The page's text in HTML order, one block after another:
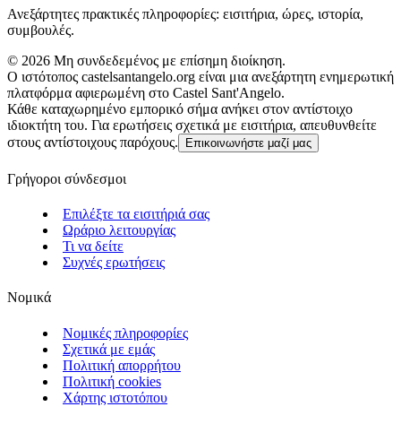
Ανεξάρτητες πρακτικές πληροφορίες: εισιτήρια, ώρες, ιστορία,
συμβουλές.
© 2026 Μη συνδεδεμένος με επίσημη διοίκηση.
Ο ιστότοπος castelsantangelo.org είναι μια ανεξάρτητη ενημερωτική
πλατφόρμα αφιερωμένη στο Castel Sant'Angelo.
Κάθε καταχωρημένο εμπορικό σήμα ανήκει στον αντίστοιχο
ιδιοκτήτη του. Για ερωτήσεις σχετικά με εισιτήρια, απευθυνθείτε
στους αντίστοιχους παρόχους.
Επικοινωνήστε μαζί μας
Γρήγοροι σύνδεσμοι
Επιλέξτε τα εισιτήριά σας
Ωράριο λειτουργίας
Τι να δείτε
Συχνές ερωτήσεις
Νομικά
Νομικές πληροφορίες
Σχετικά με εμάς
Πολιτική απορρήτου
Πολιτική cookies
Χάρτης ιστοτόπου